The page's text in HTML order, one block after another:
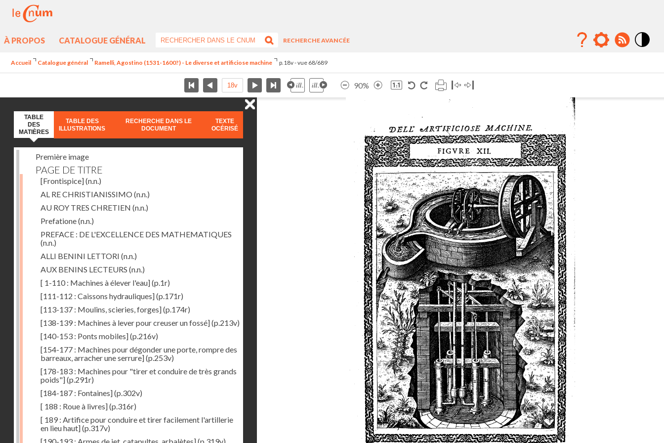
À PROPOS CATALOGUE GÉNÉRAL
RECHERCHE AVANCÉE
Accueil Catalogue général Ramelli, Agostino (1531-1600?) - Le diverse et artificiose machine p.18v - vue 68/689
90%
TABLE
DES
MATIÈRES
TABLE DES
ILLUSTRATIONS
RECHERCHE DANS LE
DOCUMENT
TEXTE
OCÉRISÉ
Première image
PAGE DE TITRE
[Frontispice](n.n.)
AL RE CHRISTIANISSIMO (n.n.)
AU ROY TRES CHRETIEN (n.n.)
Prefatione(n.n.)
PREFACE : DE L'EXCELLENCE DES MATHEMATIQUES
(n.n.)
ALLI BENINI LETTORI (n.n.)
AUX BENINS LECTEURS (n.n.)
[ 1-110 : Machines à élever l'eau](p.1r)
[111-112 : Caissons hydrauliques](p.171r)
[113-137 : Moulins, scieries, forges](p.174r)
[138-139 : Machines à lever pour creuser un fossé](p.213v)
[140-153 : Ponts mobiles](p.216v)
[154-177 : Machines pour dégonder une porte, rompre des
barreaux, arracher une serrure](p.253v)
[178-183 : Machines pour "tirer et conduire de très grands
poids"](p.291r)
[184-187 : Fontaines](p.302v)
[ 188 : Roue à livres](p.316r)
[ 189 : Artifice pour conduire et tirer facilement l'artillerie
en lieu haut](p.317v)